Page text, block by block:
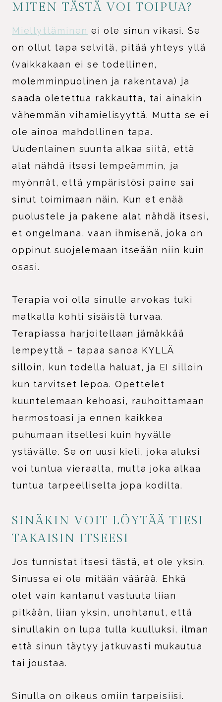
MITEN TÄSTÄ VOI TOIPUA?
Miellyttäminen ei ole sinun vikasi. Se
on ollut tapa selvitä, pitää yhteys yllä
(vaikkakaan ei se todellinen,
molemminpuolinen ja rakentava) ja
saada oletettua rakkautta, tai ainakin
vähemmän vihamielisyyttä. Mutta se ei
ole ainoa mahdollinen tapa.
Uudenlainen suunta alkaa siitä, että
alat nähdä itsesi lempeämmin, ja
myönnät, että ympäristösi paine sai
sinut toimimaan näin. Kun et enää
puolustele ja pakene alat nähdä itsesi,
et ongelmana, vaan ihmisenä, joka on
oppinut suojelemaan itseään niin kuin
osasi.
Terapia voi olla sinulle arvokas tuki
matkalla kohti sisäistä turvaa.
Terapiassa harjoitellaan jämäkkää
lempeyttä – tapaa sanoa KYLLÄ
silloin, kun todella haluat, ja EI silloin
kun tarvitset lepoa. Opettelet
kuuntelemaan kehoasi, rauhoittamaan
hermostoasi ja ennen kaikkea
puhumaan itsellesi kuin hyvälle
ystävälle. Se on uusi kieli, joka aluksi
voi tuntua vieraalta, mutta joka alkaa
tuntua tarpeelliselta jopa kodilta.
SINÄKIN VOIT LÖYTÄÄ TIESI
TAKAISIN ITSEESI
Jos tunnistat itsesi tästä, et ole yksin.
Sinussa ei ole mitään väärää. Ehkä
olet vain kantanut vastuuta liian
pitkään, liian yksin, unohtanut, että
sinullakin on lupa tulla kuulluksi, ilman
että sinun täytyy jatkuvasti mukautua
tai joustaa.
Sinulla on oikeus omiin tarpeisiisi.